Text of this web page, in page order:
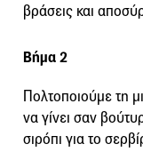
βράσεις και
Βήμα 2
Πολτοποιούμε τη
να γίνει σαν
σιρόπι για το